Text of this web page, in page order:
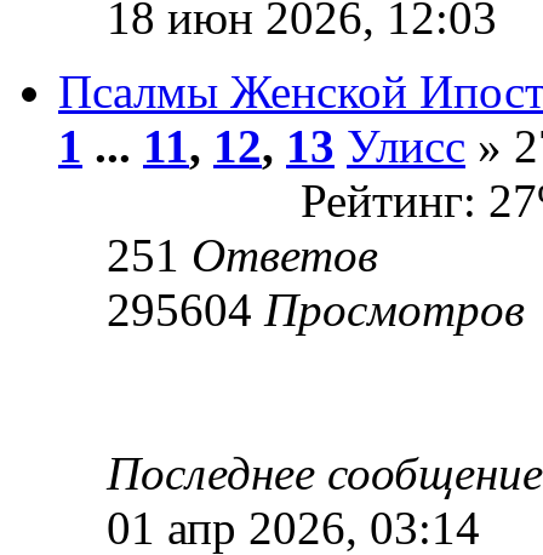
18 июн 2026, 12:03
Псалмы Женской
1 ... 11, 12, 13 Улисс »
Рейтинг:
251 Ответов
295604 Просмотров
Последнее
01 апр 2026, 03:14